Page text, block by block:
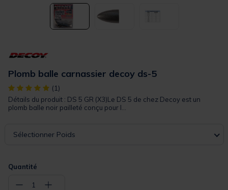
Plomb balle carnassier decoy ds-5
[object Object] out of 5 Customer Rating
(1)
Détails du produit : DS 5 GR (X3)Le DS 5 de chez Decoy est un
plomb balle noir pailleté conçu pour l...
Sélectionner Poids
Quantité
− 1 +